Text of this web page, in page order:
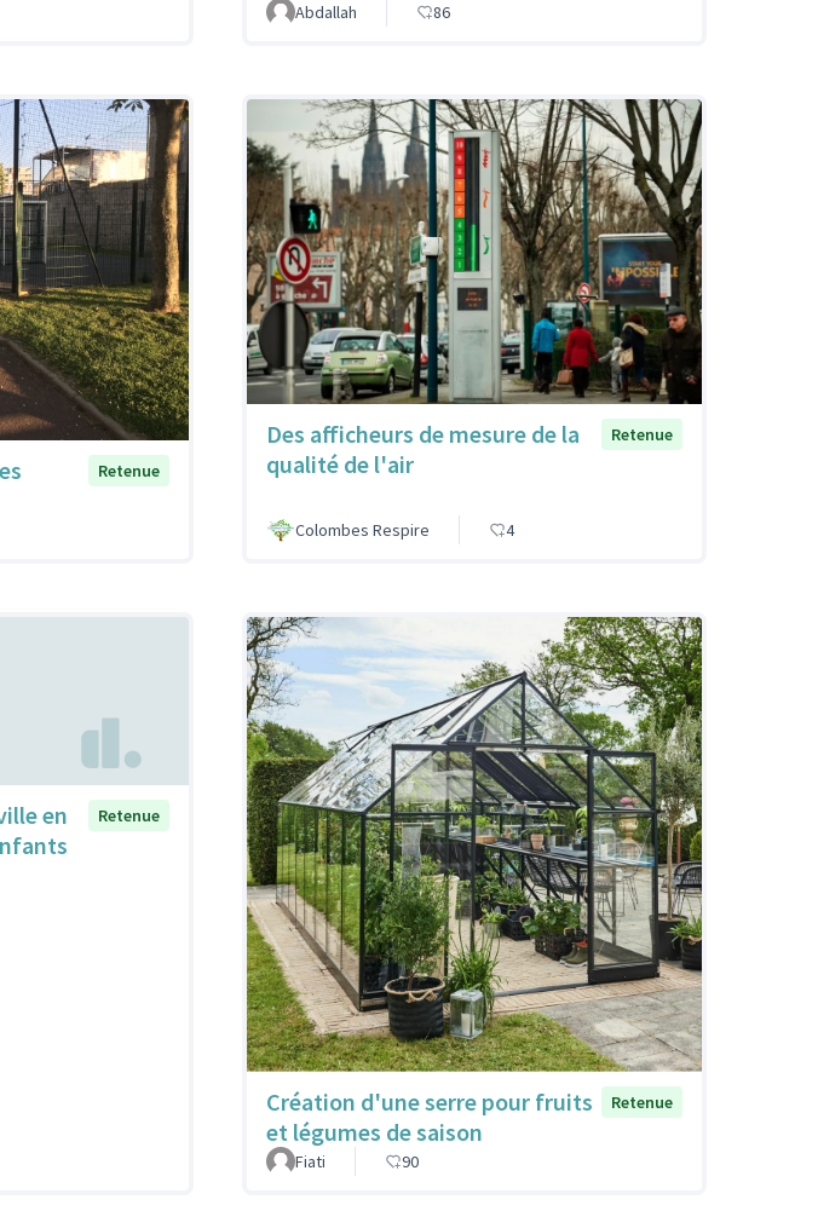
Abdallah 86
Retenue
Des afficheurs de mesure de la
qualité de l'air
Retenue
Colombes Respire 4
en
Retenue
Création d'une serre pour fruits
et légumes de saison
Retenue
Fiati 90